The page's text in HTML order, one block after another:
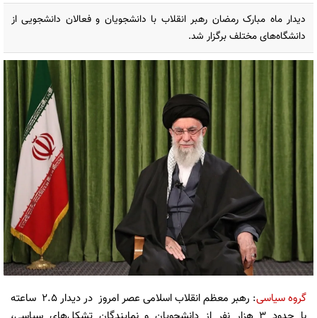
دیدار ماه مبارک رمضان رهبر انقلاب با دانشجویان و فعالان دانشجویی از
دانشگاه‌های مختلف برگزار شد.
گروه سیاسی
: رهبر معظم انقلاب اسلامی عصر امروز در دیدار 2.5 ساعته